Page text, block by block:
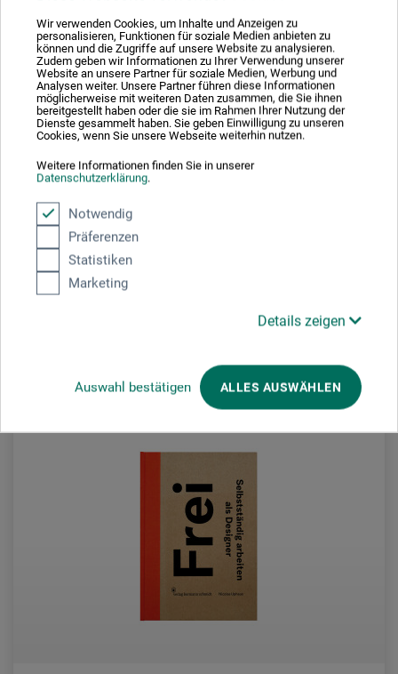
Wir verwenden Cookies, um Inhalte und Anzeigen zu
personalisieren, Funktionen für soziale Medien anbieten zu
können und die Zugriffe auf unsere Website zu analysieren.
Zudem geben wir Informationen zu Ihrer Verwendung unserer
Website an unsere Partner für soziale Medien, Werbung und
Analysen weiter. Unsere Partner führen diese Informationen
möglicherweise mit weiteren Daten zusammen, die Sie ihnen
bereitgestellt haben oder die sie im Rahmen Ihrer Nutzung der
Dienste gesammelt haben. Sie geben Einwilligung zu unseren
Cookies, wenn Sie unsere Webseite weiterhin nutzen.
Weitere Informationen finden Sie in unserer
Datenschutzerklärung.
Notwendig
Präferenzen
Statistiken
Marketing
Details zeigen
Auswahl bestätigen ALLES AUSWÄHLEN
Laurence King Verlag
The Digital Marketing Handbook
40.90 CHF